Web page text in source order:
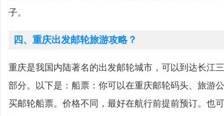
子。
四、重庆出发邮轮旅游攻略？
重庆是我国内陆著名的出发邮轮城市，可以到达长江
部分。以下是：船票：你可以在重庆邮轮码头、旅游
买邮轮船票。价格不同，最好在航行前提前预订。也